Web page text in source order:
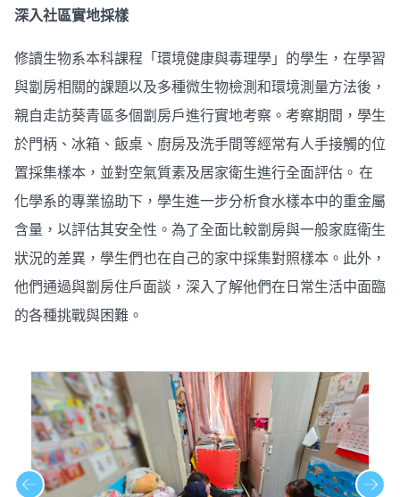
深入社區實地採樣
修讀生物系本科課程「環境健康與毒理學」的學生，在學習
與劏房相關的課題以及多種微生物檢測和環境測量方法後，
親自走訪葵青區多個劏房戶進行實地考察。考察期間，學生
於門柄、冰箱、飯桌、廚房及洗手間等經常有人手接觸的位
置採集樣本，並對空氣質素及居家衛生進行全面評估。 在
化學系的專業協助下，學生進一步分析食水樣本中的重金屬
含量，以評估其安全性。為了全面比較劏房與一般家庭衛生
狀況的差異，學生們也在自己的家中採集對照樣本。此外，
他們通過與劏房住戶面談，深入了解他們在日常生活中面臨
的各種挑戰與困難。